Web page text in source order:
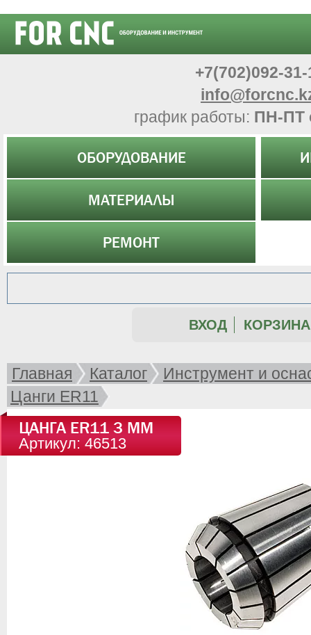
+7(702)092-31-
график работы: ПН-ПТ
ОБОРУДОВАНИЕ
МАТЕРИАЛЫ
РЕМОНТ
ВХОД КОРЗИНА
Главная Каталог
Инструмент и
Цанги ER11
ЦАНГА ER11 3 ММ
Артикул: 46513